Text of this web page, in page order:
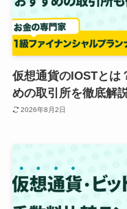
仮想通貨のIOSTとは
めの取引所を徹底解説
2026年8月2日